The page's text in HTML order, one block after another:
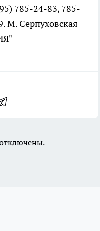
785-24-83, 785-
М. Серпуховская